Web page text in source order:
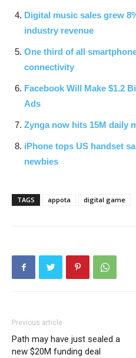
Digital music sales grew
industry revenue
One third of all
connectivity
Facebook Will Make $1.2
Ads
Zynga now hits 15M daily
iPhone tops US handset
newbies
TAGS appota digital game
Previous article
Path may have just sealed a
new $20M funding deal